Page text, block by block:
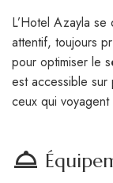
L’Hotel Azayla
attentif, toujours
pour optimiser le
est accessible
ceux qui voyagent
room_service